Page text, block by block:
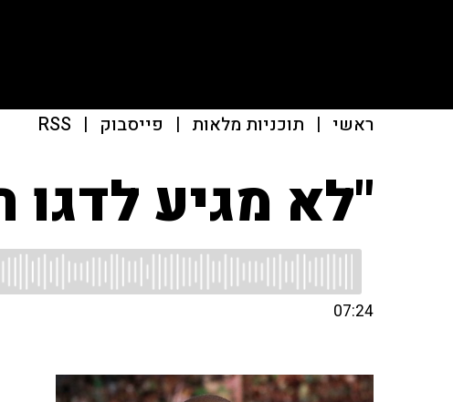
ראשי | תוכניות מלאות | פייסבוק |
RSS
"לא מגיע לדגו
07:24